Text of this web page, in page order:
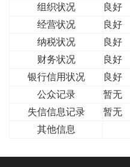
组织状况
良好
经营状况
良好
纳税状况
良好
财务状况
良好
银行信用状况
良好
公众记录
暂无
失信信息记录
暂无
其他信息